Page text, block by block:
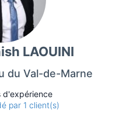
LAOUINI
du Val-de-Marne
d'expérience
par 1 client(s)